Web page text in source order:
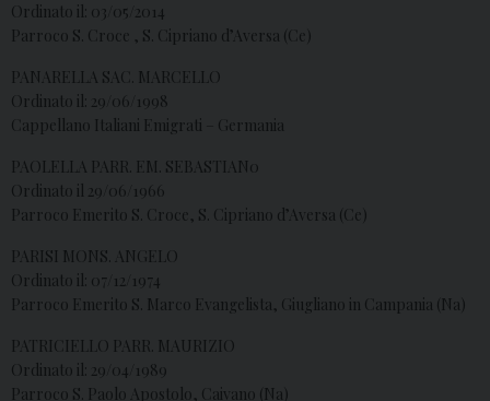
Ordinato il: 03/05/2014
Parroco S. Croce , S. Cipriano d’Aversa (Ce)
PANARELLA SAC. MARCELLO
Ordinato il: 29/06/1998
Cappellano Italiani Emigrati – Germania
PAOLELLA PARR. EM. SEBASTIAN0
Ordinato il 29/06/1966
Parroco Emerito S. Croce, S. Cipriano d’Aversa (Ce)
PARISI MONS. ANGELO
Ordinato il: 07/12/1974
Parroco Emerito S. Marco Evangelista, Giugliano in Campania (Na)
PATRICIELLO PARR. MAURIZIO
Ordinato il: 29/04/1989
Parroco S. Paolo Apostolo, Caivano (Na)